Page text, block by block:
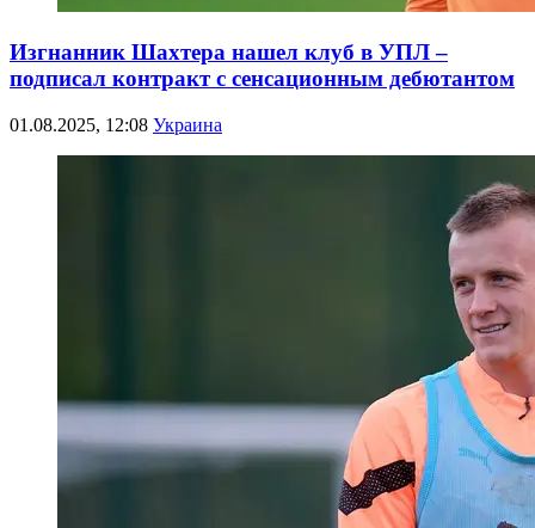
Изгнанник Шахтера нашел клуб в УПЛ –
подписал контракт с сенсационным дебютантом
01.08.2025, 12:08 Украина